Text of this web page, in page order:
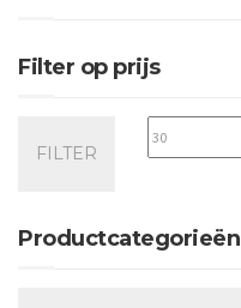
Filter op prijs
Min.
FILTER
Productcategorieën